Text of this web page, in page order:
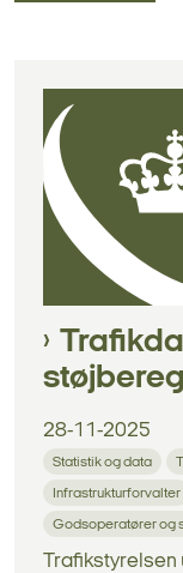
28-11-2025
Statistik og data
Infrastrukturforvalter
Godsoperatører og
Trafikstyrelsen